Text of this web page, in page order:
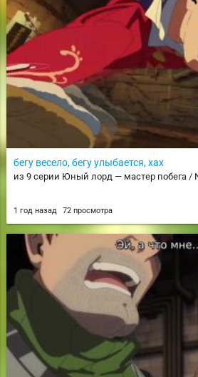
бегу весело, бегу улыбается, хах
из 9 серии Юный лорд — мастер побега /
1 год назад 72 просмотра